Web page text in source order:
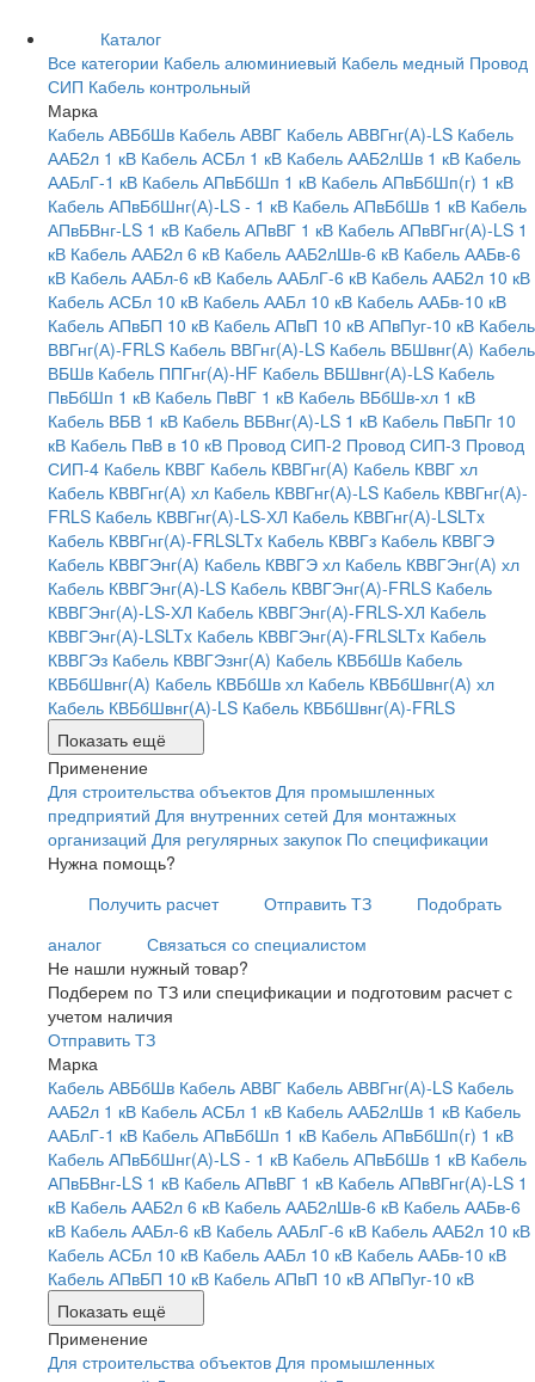
Каталог
Все категории Кабель алюминиевый Кабель медный Провод
СИП Кабель контрольный
Марка
Кабель АВБбШв Кабель АВВГ Кабель АВВГнг(А)-LS Кабель
ААБ2л 1 кВ Кабель АСБл 1 кВ Кабель ААБ2лШв 1 кВ Кабель
ААБлГ-1 кВ Кабель АПвБбШп 1 кВ Кабель АПвБбШп(г) 1 кВ
Кабель АПвБбШнг(А)-LS - 1 кВ Кабель АПвБбШв 1 кВ Кабель
АПвБВнг-LS 1 кВ Кабель АПвВГ 1 кВ Кабель АПвВГнг(А)-LS 1
кВ Кабель ААБ2л 6 кВ Кабель ААБ2лШв-6 кВ Кабель ААБв-6
кВ Кабель ААБл-6 кВ Кабель ААБлГ-6 кВ Кабель ААБ2л 10 кВ
Кабель АСБл 10 кВ Кабель ААБл 10 кВ Кабель ААБв-10 кВ
Кабель АПвБП 10 кВ Кабель АПвП 10 кВ АПвПуг-10 кВ Кабель
ВВГнг(А)-FRLS Кабель ВВГнг(А)-LS Кабель ВБШвнг(А) Кабель
ВБШв Кабель ППГнг(А)-HF Кабель ВБШвнг(А)-LS Кабель
ПвБбШп 1 кВ Кабель ПвВГ 1 кВ Кабель ВБбШв-хл 1 кВ
Кабель ВБВ 1 кВ Кабель ВБВнг(А)-LS 1 кВ Кабель ПвБПг 10
кВ Кабель ПвВ в 10 кВ Провод СИП-2 Провод СИП-3 Провод
СИП-4 Кабель КВВГ Кабель КВВГнг(А) Кабель КВВГ хл
Кабель КВВГнг(А) хл Кабель КВВГнг(А)-LS Кабель КВВГнг(А)-
FRLS Кабель КВВГнг(А)-LS-ХЛ Кабель КВВГнг(А)-LSLTx
Кабель КВВГнг(А)-FRLSLTx Кабель КВВГз Кабель КВВГЭ
Кабель КВВГЭнг(А) Кабель КВВГЭ хл Кабель КВВГЭнг(А) хл
Кабель КВВГЭнг(А)-LS Кабель КВВГЭнг(А)-FRLS Кабель
КВВГЭнг(А)-LS-ХЛ Кабель КВВГЭнг(А)-FRLS-ХЛ Кабель
КВВГЭнг(А)-LSLTx Кабель КВВГЭнг(А)-FRLSLTx Кабель
КВВГЭз Кабель КВВГЭзнг(А) Кабель КВБбШв Кабель
КВБбШвнг(А) Кабель КВБбШв хл Кабель КВБбШвнг(А) хл
Кабель КВБбШвнг(А)-LS Кабель КВБбШвнг(А)-FRLS
Показать ещё
Применение
Для строительства объектов Для промышленных
предприятий Для внутренних сетей Для монтажных
организаций Для регулярных закупок По спецификации
Нужна помощь?
Получить расчет
Отправить ТЗ
Подобрать
аналог
Связаться со специалистом
Не нашли нужный товар?
Подберем по ТЗ или спецификации и подготовим расчет с
учетом наличия
Отправить ТЗ
Марка
Кабель АВБбШв Кабель АВВГ Кабель АВВГнг(А)-LS Кабель
ААБ2л 1 кВ Кабель АСБл 1 кВ Кабель ААБ2лШв 1 кВ Кабель
ААБлГ-1 кВ Кабель АПвБбШп 1 кВ Кабель АПвБбШп(г) 1 кВ
Кабель АПвБбШнг(А)-LS - 1 кВ Кабель АПвБбШв 1 кВ Кабель
АПвБВнг-LS 1 кВ Кабель АПвВГ 1 кВ Кабель АПвВГнг(А)-LS 1
кВ Кабель ААБ2л 6 кВ Кабель ААБ2лШв-6 кВ Кабель ААБв-6
кВ Кабель ААБл-6 кВ Кабель ААБлГ-6 кВ Кабель ААБ2л 10 кВ
Кабель АСБл 10 кВ Кабель ААБл 10 кВ Кабель ААБв-10 кВ
Кабель АПвБП 10 кВ Кабель АПвП 10 кВ АПвПуг-10 кВ
Показать ещё
Применение
Для строительства объектов Для промышленных